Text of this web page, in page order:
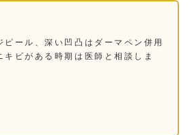
ール、深い凹凸はダーマペン併用
ビがある時期は医師と相談しま